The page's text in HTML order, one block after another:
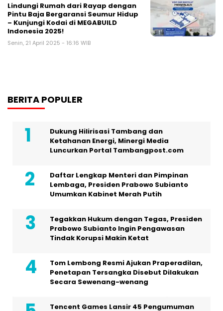
Lindungi Rumah dari Rayap dengan
Pintu Baja Bergaransi Seumur Hidup
– Kunjungi Kodai di MEGABUILD
Indonesia 2025!
Senin, 21 April 2025 - 16:16 WIB
BERITA POPULER
Dukung Hilirisasi Tambang dan
Ketahanan Energi, Minergi Media
Luncurkan Portal Tambangpost.com
Daftar Lengkap Menteri dan Pimpinan
Lembaga, Presiden Prabowo Subianto
Umumkan Kabinet Merah Putih
Tegakkan Hukum dengan Tegas, Presiden
Prabowo Subianto Ingin Pengawasan
Tindak Korupsi Makin Ketat
Tom Lembong Resmi Ajukan Praperadilan,
Penetapan Tersangka Disebut Dilakukan
Secara Sewenang-wenang
Tencent Games Lansir 45 Pengumuman